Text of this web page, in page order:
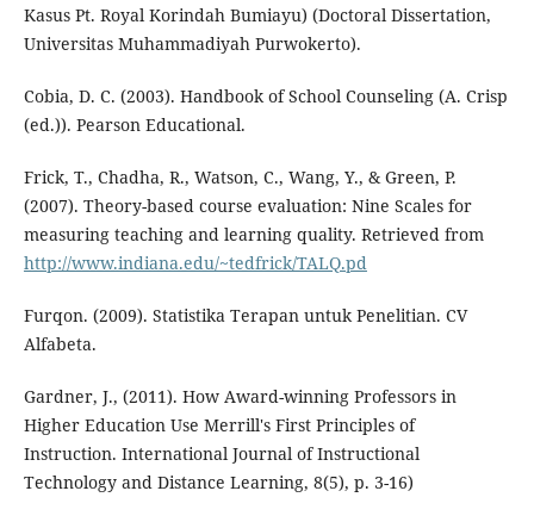
Kasus Pt. Royal Korindah Bumiayu) (Doctoral Dissertation,
Universitas Muhammadiyah Purwokerto).
Cobia, D. C. (2003). Handbook of School Counseling (A. Crisp
(ed.)). Pearson Educational.
Frick, T., Chadha, R., Watson, C., Wang, Y., & Green, P.
(2007). Theory-based course evaluation: Nine Scales for
measuring teaching and learning quality. Retrieved from
http://www.indiana.edu/~tedfrick/TALQ.pd
Furqon. (2009). Statistika Terapan untuk Penelitian. CV
Alfabeta.
Gardner, J., (2011). How Award-winning Professors in
Higher Education Use Merrill's First Principles of
Instruction. International Journal of Instructional
Technology and Distance Learning, 8(5), p. 3-16)